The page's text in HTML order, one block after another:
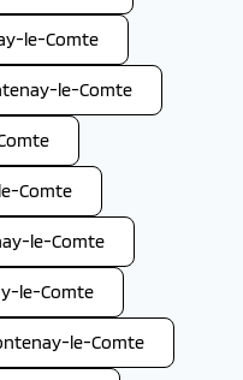
le-Comte
le-Comte
Comte
le-Comte
le-Comte
le-Comte